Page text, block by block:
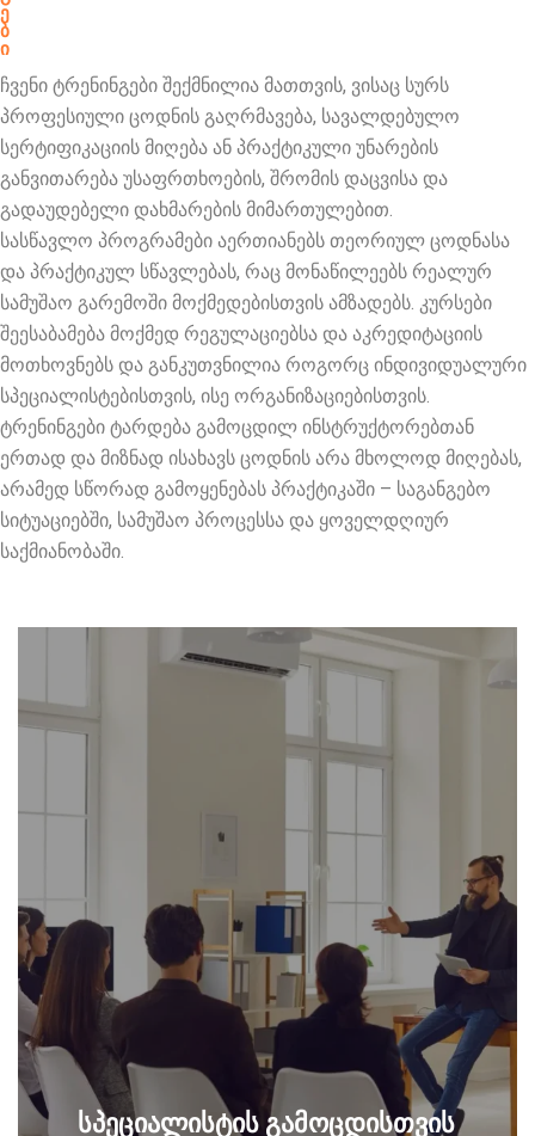
ე
ბ
ი
ჩვენი ტრენინგები შექმნილია მათთვის, ვისაც სურს
პროფესიული ცოდნის გაღრმავება, სავალდებულო
სერტიფიკაციის მიღება ან პრაქტიკული უნარების
განვითარება უსაფრთხოების, შრომის დაცვისა და
გადაუდებელი დახმარების მიმართულებით.
სასწავლო პროგრამები აერთიანებს თეორიულ ცოდნასა
და პრაქტიკულ სწავლებას, რაც მონაწილეებს რეალურ
სამუშაო გარემოში მოქმედებისთვის ამზადებს. კურსები
შეესაბამება მოქმედ რეგულაციებსა და აკრედიტაციის
მოთხოვნებს და განკუთვნილია როგორც ინდივიდუალური
სპეციალისტებისთვის, ისე ორგანიზაციებისთვის.
ტრენინგები ტარდება გამოცდილ ინსტრუქტორებთან
ერთად და მიზნად ისახავს ცოდნის არა მხოლოდ მიღებას,
არამედ სწორად გამოყენებას პრაქტიკაში – საგანგებო
სიტუაციებში, სამუშაო პროცესსა და ყოველდღიურ
საქმიანობაში.
სპეციალისტის გამოცდისთვის